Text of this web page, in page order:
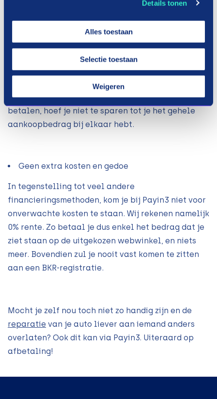
Details tonen
Alles toestaan
Selectie toestaan
Weigeren
Je hoeft niet te sparen
Als je auto kapot is, wil je natuurlijk zo snel
mogelijk dat het kapotte onderdeel vervangen
wordt. Door je auto-onderdelen gespreid te
betalen, hoef je niet te sparen tot je het gehele
aankoopbedrag bij elkaar hebt.
Geen extra kosten en gedoe
In tegenstelling tot veel andere
financieringsmethoden, kom je bij Payin3 niet voor
onverwachte kosten te staan. Wij rekenen namelijk
0% rente. Zo betaal je dus enkel het bedrag dat je
ziet staan op de uitgekozen webwinkel, en niets
meer. Bovendien zul je nooit vast komen te zitten
aan een BKR-registratie.
Mocht je zelf nou toch niet zo handig zijn en de
reparatie van je auto liever aan iemand anders
overlaten? Ook dit kan via Payin3. Uiteraard op
afbetaling!